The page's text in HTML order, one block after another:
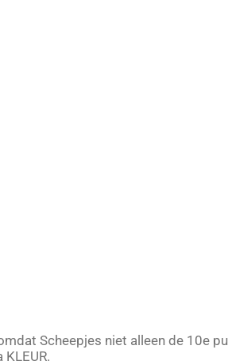
Scheepjes niet alleen de 10e